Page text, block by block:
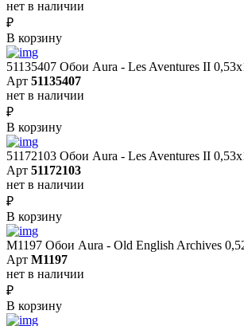
нет в наличии
₽
В корзину
51135407 Обои Aura - Les Aventures II
Арт 51135407
нет в наличии
₽
В корзину
51172103 Обои Aura - Les Aventures II
Арт 51172103
нет в наличии
₽
В корзину
M1197 Обои Aura - Old English Archives
Арт M1197
нет в наличии
₽
В корзину